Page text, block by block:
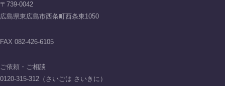
〒739-0042
広島県東広島市西条町西条東1050
FAX 082-426-6105
ご依頼・ご相談
0120-315-312（さいごは さいきに）